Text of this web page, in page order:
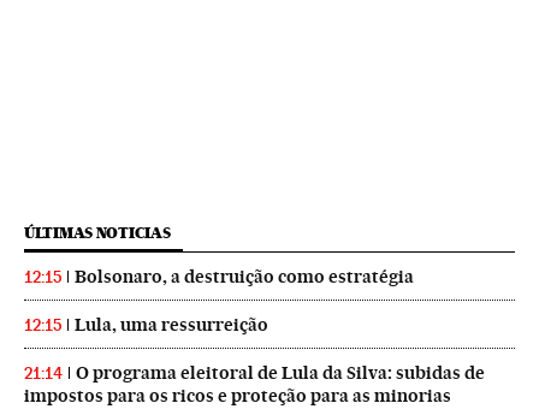
ÚLTIMAS NOTICIAS
12:15 Bolsonaro, a destruição como estratégia
12:15 Lula, uma ressurreição
21:14
O programa eleitoral de Lula da Silva: subidas de
impostos para os ricos e proteção para as minorias